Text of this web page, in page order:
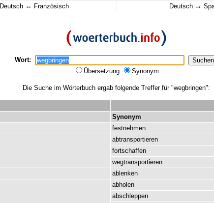
Deutsch ↔ Französisch Deutsch ↔
Wort:
Übersetzung
Synonym
Die Suche im Wörterbuch ergab folgende Treffer für "wegbringen":
Synonym
festnehmen
abtransportieren
fortschaffen
wegtransportieren
ablenken
abholen
abschleppen